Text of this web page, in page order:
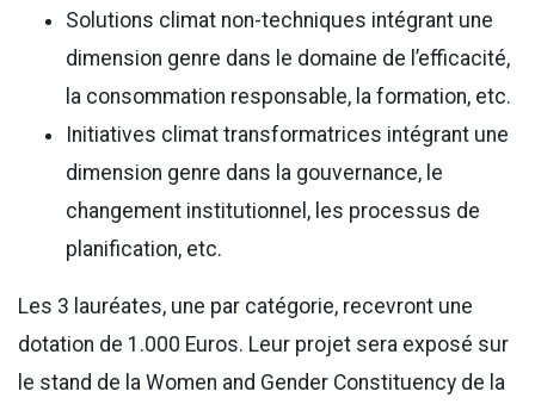
Solutions climat non-techniques intégrant une
dimension genre dans le domaine de l’efficacité,
la consommation responsable, la formation, etc.
Initiatives climat transformatrices intégrant une
dimension genre dans la gouvernance, le
changement institutionnel, les processus de
planification, etc.
Les 3 lauréates, une par catégorie, recevront une
dotation de 1.000 Euros. Leur projet sera exposé sur
le stand de la Women and Gender Constituency de la